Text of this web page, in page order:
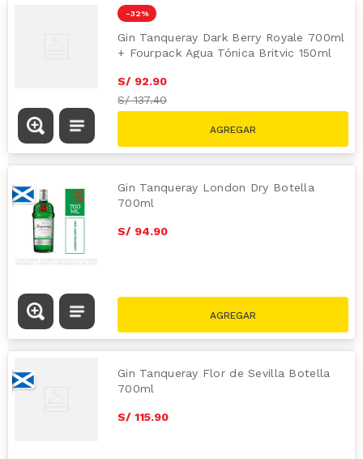
-32 %
Gin Tanqueray Dark Berry Royale 700ml
+ Fourpack Agua Tónica Britvic 150ml
S/ 92.90
S/137.40
Gin Tanqueray London Dry Botella
700ml
S/ 94.90
Gin Tanqueray Flor de Sevilla Botella
700ml
S/ 115.90